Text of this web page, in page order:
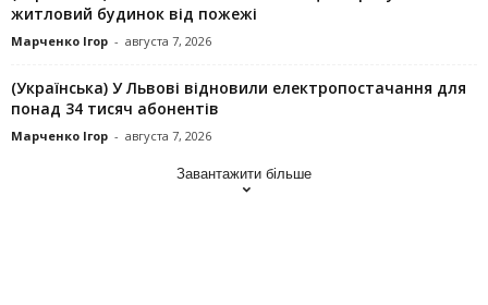
житловий будинок від пожежі
Марченко Ігор - августа 7, 2026
(Українська) У Львові відновили електропостачання для
понад 34 тисяч абонентів
Марченко Ігор - августа 7, 2026
Завантажити більше